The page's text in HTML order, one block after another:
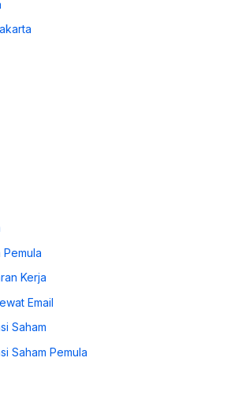
Pemula
Kerja
Email
Saham
Saham Pemula